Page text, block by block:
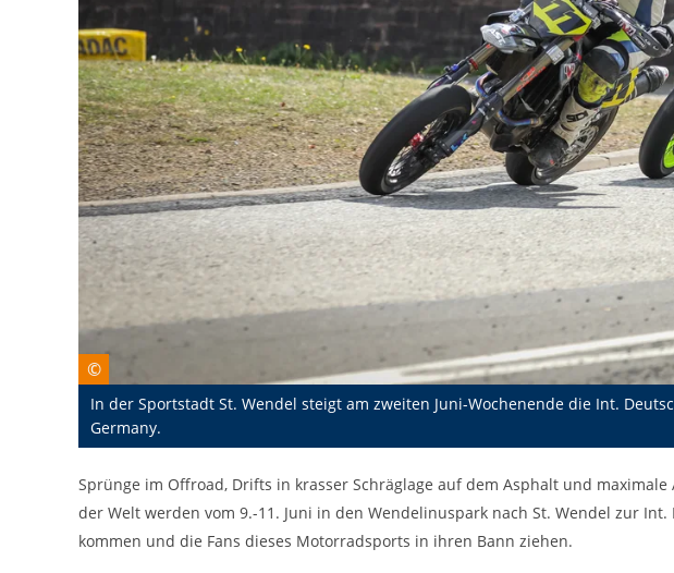
©
In der Sportstadt St. Wendel steigt am zweiten Juni-Wochenende die Int.
Germany.
Sprünge im Offroad, Drifts in krasser Schräglage auf dem Asphalt und
der Welt werden vom 9.-11. Juni in den Wendelinuspark nach St. Wendel zur
kommen und die Fans dieses Motorradsports in ihren Bann ziehen.
grundlegende Funktionen ermöglichen. Ohne diese Cookies kann die
Website nicht richtig funktionieren.
Background Image
Name: gw-cookie-bgimage
Anbieter: DMSB
Zweck:
Dieser Cookie speichert Informationen zu
verwendeten Hintergrundbildern der
Website.
Cookie Laufzeit: 24 Stunden
Cookie Consent
Name: cookie_consent
Anbieter:
Cookie-Einstellungen.
12 Monate